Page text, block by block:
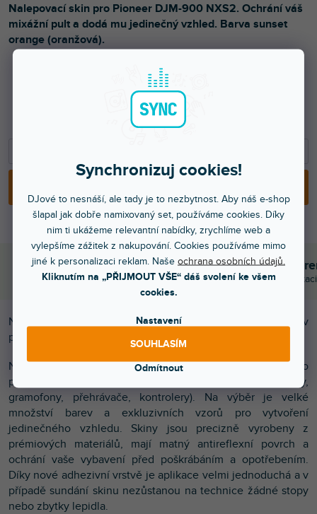
Synchronizuj cookies!
DJové to nesnáší, ale tady je to nezbytnost. Aby náš e-shop
šlapal jak dobře namixovaný set, používáme cookies. Díky
nim ti ukážeme relevantní nabídky, zrychlíme web a
vylepšíme zážitek z nakupování. Cookies používáme mimo
jiné k personalizaci reklam. Naše ochrana osobních údajů.
Kliknutím na „PŘIJMOUT VŠE“ dáš svolení ke všem
cookies.
Nastavení
Odmítnout
SOUHLASÍM
Nalepovací skin pro Pioneer DJM-900 NXS2. Ochrání váš
mixážní pult a dodá mu jedinečný vzhled. Barva sunset
orange (oranžová).
Objednej do 15:00
A máš to druhý den doma
Poradíme s
Chválí nás za komunikaci
Nalepovací skin pro mixážní pult Pioneer DJM-900 NXS2 v
provedení FULL COLORS, barva sunset orange (oranžová).
Nalepovací skiny Doto Design jsou perfektní pro
přizpůsobení vzhledu vašeho DJ vybavení
(mixážní pulty,
gramofony, přehrávače, kontrolery). Na výběr je velké
množství barev a exkluzivních vzorů pro vytvoření
jedinečného vzhledu. Skiny jsou precizně vyrobeny z
prémiových materiálů, mají matný antireflexní povrch a
ochrání vaše vybavení před poškrábáním a opotřebením.
Díky nové adhezivní vrstvě je aplikace velmi jednoduchá a v
případě sundání skinu nezůstanou na technice žádné stopy
nebo zbytky lepidla.